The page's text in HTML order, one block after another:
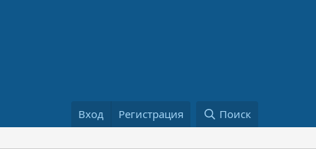
Вход Регистрация Поиск